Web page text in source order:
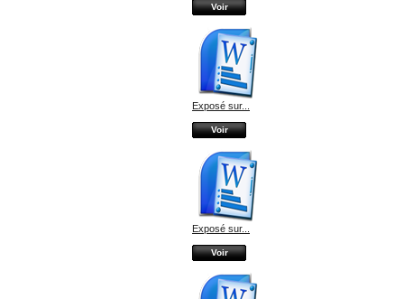
Voir
Exposé sur...
Voir
Exposé sur...
Voir